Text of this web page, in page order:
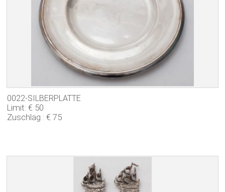
0022-SILBERPLATTE
Limit: € 50
Zuschlag : € 75